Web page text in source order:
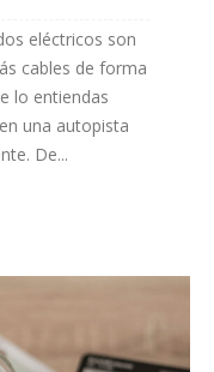
eléctricos son
cables de forma
lo entiendas
una autopista
De...